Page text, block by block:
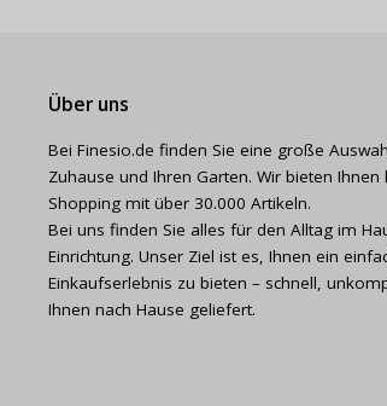
Über uns
Bei Finesio.de finden Sie eine große
Zuhause und Ihren Garten. Wir bieten
Shopping mit über 30.000 Artikeln.
Bei uns finden Sie alles für den Alltag im
Einrichtung. Unser Ziel ist es, Ihnen ein
Einkaufserlebnis zu bieten – schnell,
Ihnen nach Hause geliefert.